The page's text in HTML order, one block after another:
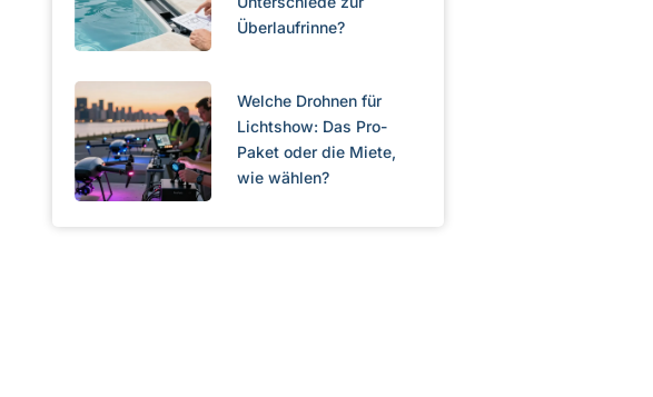
Überlaufrinne?
Welche Drohnen für
Lichtshow: Das Pro-
Paket oder die Miete,
wie wählen?